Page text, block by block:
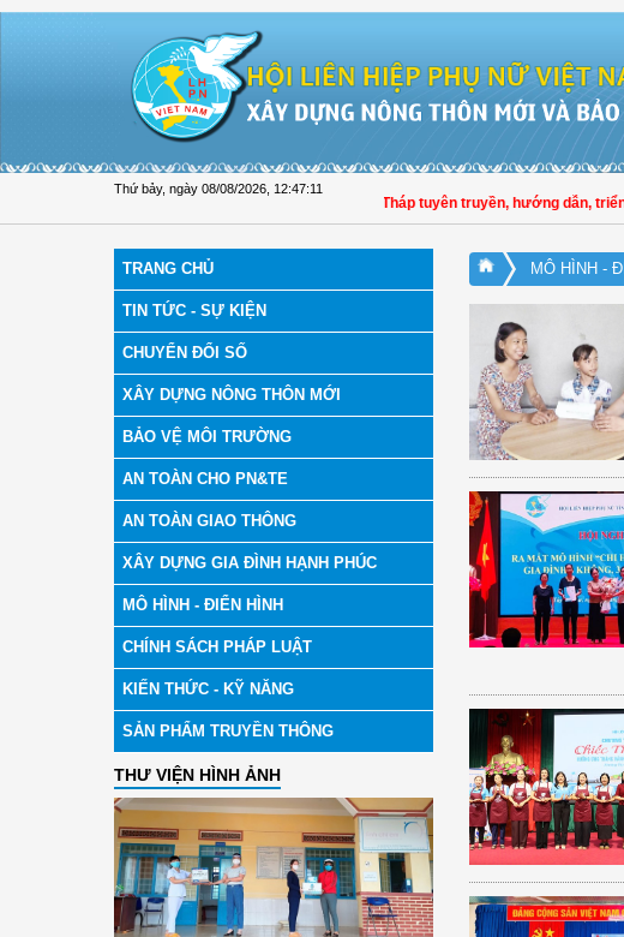
Thứ bảy, ngày 08/08/2026 12:47:11
Hội LHPN tỉnh Đồng Tháp tuyên truyền, hướng dẫn, triển
TRANG CHỦ
TIN TỨC - SỰ KIỆN
CHUYỂN ĐỔI SỐ
XÂY DỰNG NÔNG THÔN MỚI
BẢO VỆ MÔI TRƯỜNG
AN TOÀN CHO PN&TE
AN TOÀN GIAO THÔNG
XÂY DỰNG GIA ĐÌNH HẠNH PHÚC
MÔ HÌNH - ĐIỂN HÌNH
CHÍNH SÁCH PHÁP LUẬT
KIẾN THỨC - KỸ NĂNG
SẢN PHẨM TRUYỀN THÔNG
THƯ VIỆN HÌNH ẢNH
MÔ HÌNH -